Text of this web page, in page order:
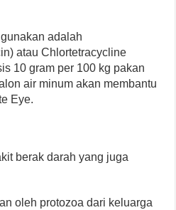
adalah
atau Chlortetracycline
10 gram per 100 kg pakan
air minum akan membantu
Eye.
berak darah yang juga
oleh protozoa dari keluarga